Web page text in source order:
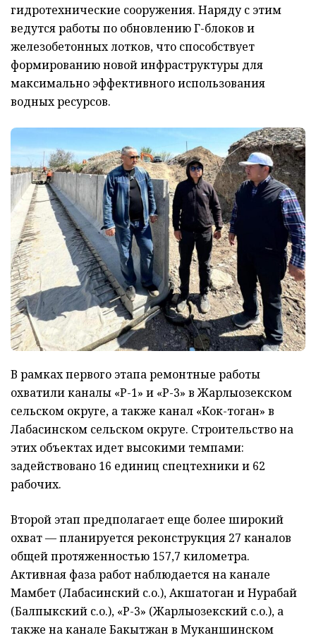
гидротехнические сооружения. Наряду с этим
ведутся работы по обновлению Г-блоков и
железобетонных лотков, что способствует
формированию новой инфраструктуры для
максимально эффективного использования
водных ресурсов.
В рамках первого этапа ремонтные работы
охватили каналы «Р-1» и «Р-3» в Жарлыозекском
сельском округе, а также канал «Кок-тоган» в
Лабасинском сельском округе. Строительство на
этих объектах идет высокими темпами:
задействовано 16 единиц спецтехники и 62
рабочих.
Второй этап предполагает еще более широкий
охват — планируется реконструкция 27 каналов
общей протяженностью 157,7 километра.
Активная фаза работ наблюдается на канале
Мамбет (Лабасинский с.о.), Акшатоган и Нурабай
(Балпыкский с.о.), «Р-3» (Жарлыозекский с.о.), а
также на канале Бакытжан в Муканшинском